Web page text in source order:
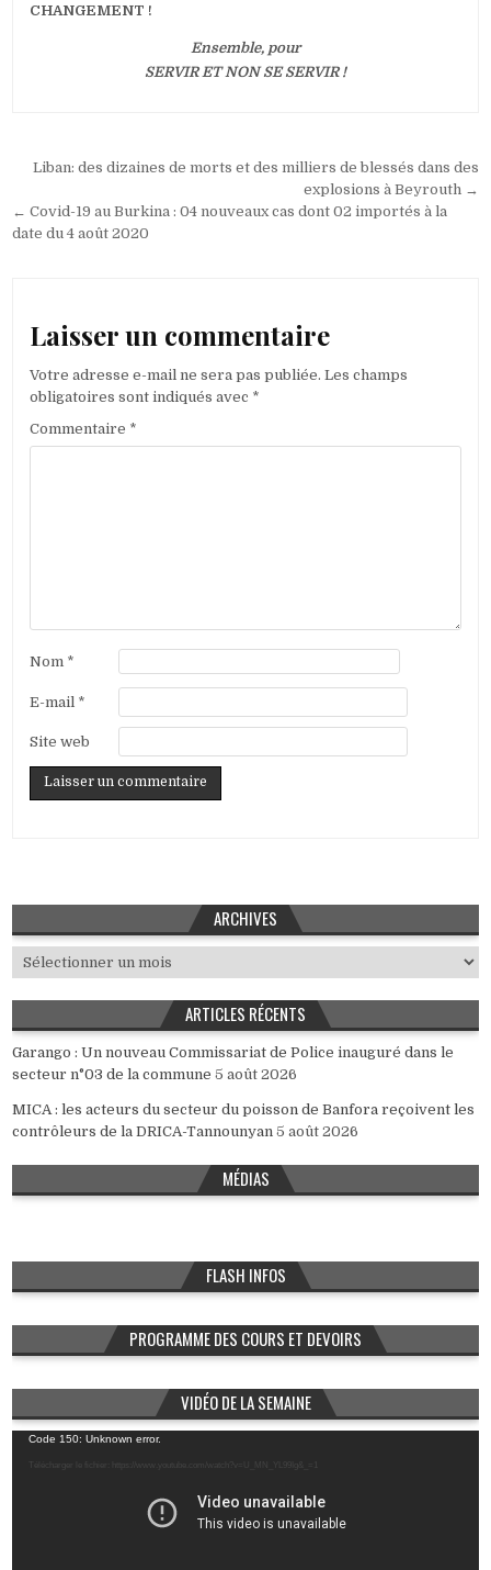
CHANGEMENT !
Ensemble, pour
SERVIR ET NON SE SERVIR !
Navigation
de
l’article
Liban: des dizaines de morts et des milliers de blessés dans des
explosions à Beyrouth →
← Covid-19 au Burkina : 04 nouveaux cas dont 02 importés à la
date du 4 août 2020
Laisser un commentaire
Votre adresse e-mail ne sera pas publiée. Les champs
obligatoires sont indiqués avec *
Commentaire *
Nom *
E-mail *
Site web
ARCHIVES
Archives
ARTICLES RÉCENTS
Garango : Un nouveau Commissariat de Police inauguré dans le
secteur n°03 de la commune 5 août 2026
MICA : les acteurs du secteur du poisson de Banfora reçoivent les
contrôleurs de la DRICA-Tannounyan 5 août 2026
MÉDIAS
FLASH INFOS
PROGRAMME DES COURS ET DEVOIRS
VIDÉO DE LA SEMAINE
Lecteur
vidéo
Code 150: Unknown error.
Télécharger le fichier: https://www.youtube.com/watch?v=U_MN_YL99Ig&_=1